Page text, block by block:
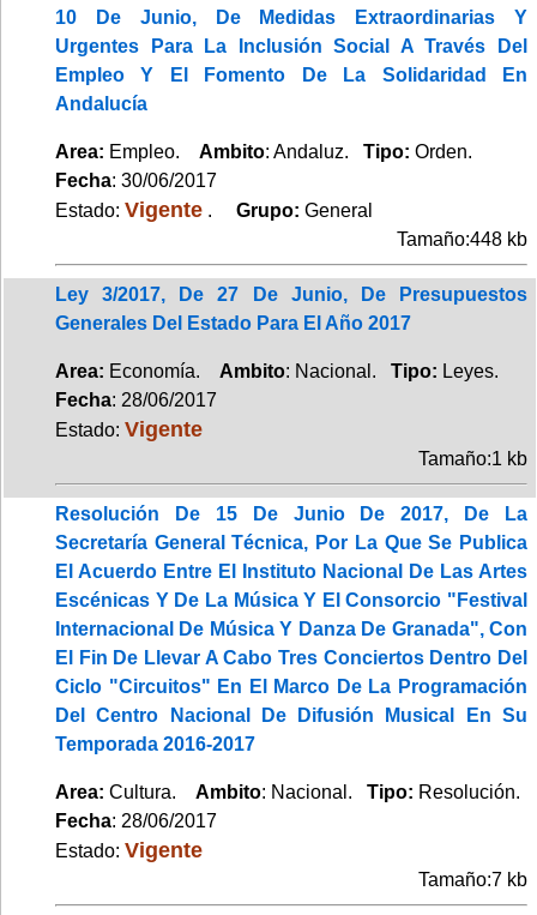
10 De Junio, De Medidas Extraordinarias Y
Urgentes Para La Inclusión Social A Través Del
Empleo Y El Fomento De La Solidaridad En
Andalucía
Area: Empleo. Ambito: Andaluz. Tipo: Orden.
Fecha: 30/06/2017
Estado: Vigente . Grupo: General
Tamaño:448 kb
Ley 3/2017, De 27 De Junio, De Presupuestos
Generales Del Estado Para El Año 2017
Area: Economía. Ambito: Nacional. Tipo: Leyes.
Fecha: 28/06/2017
Estado: Vigente
Tamaño:1 kb
Resolución De 15 De Junio De 2017, De La
Secretaría General Técnica, Por La Que Se Publica
El Acuerdo Entre El Instituto Nacional De Las Artes
Escénicas Y De La Música Y El Consorcio "Festival
Internacional De Música Y Danza De Granada", Con
El Fin De Llevar A Cabo Tres Conciertos Dentro Del
Ciclo "Circuitos" En El Marco De La Programación
Del Centro Nacional De Difusión Musical En Su
Temporada 2016-2017
Area: Cultura. Ambito: Nacional. Tipo: Resolución.
Fecha: 28/06/2017
Estado: Vigente
Tamaño:7 kb